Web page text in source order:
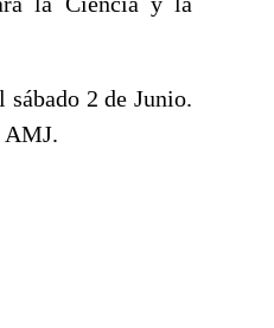
2 de Junio.
AMJ.